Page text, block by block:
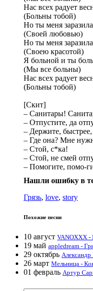
Нас всех радует
(Больны тобой)
Но ты меня заразила
(Своей любовью)
Но ты меня заразила
(Своею красотой)
Я больной и ты
(Мы все больны)
Нас всех радует
(Больны тобой)
[Скит]
– Санитары!
– Отпустите, да
– Держите,
– Где она? Мне
– Стой, с*ка!
– Стой, не смей
– Помогите, помо-
Нашли ошибку в
Грязь, love, story
Похожие песни
10 август VANOXXX -
19 май appledream -
29 октябрь
26 март Мельница -
01 февраль Артур